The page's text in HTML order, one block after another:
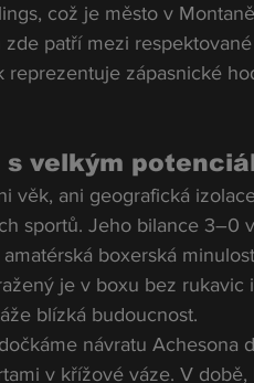
což je město v
patří mezi
zápasnické
velkým
věk, ani geografická
sportů. Jeho bilance 3–0
boxerská
je v boxu bez rukavic
blízká budoucnost.
návratu Achesona
v křížové váze. V době,